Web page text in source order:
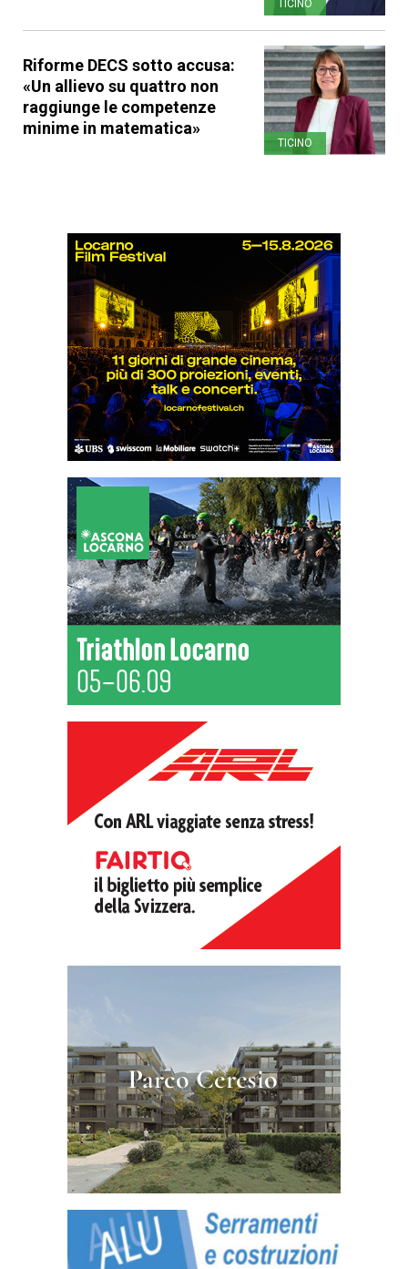
TICINO
Riforme DECS sotto accusa:
«Un allievo su quattro non
raggiunge le competenze
minime in matematica»
TICINO